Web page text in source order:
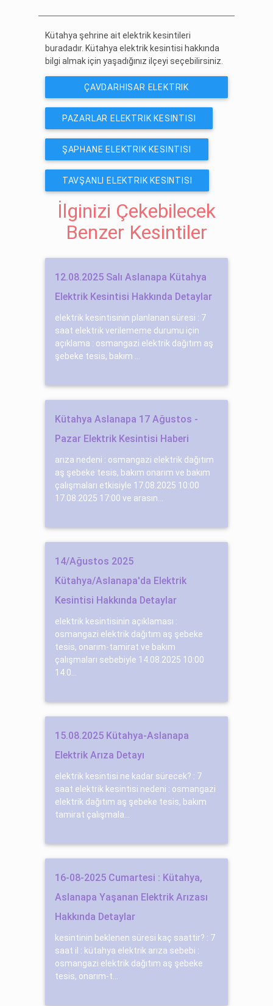
Kütahya şehrine ait elektrik kesintileri
buradadır. Kütahya elektrik kesintisi hakkında
bilgi almak için yaşadığınız ilçeyi seçebilirsiniz.
ÇAVDARHISAR ELEKTRIK
KESINTISI
PAZARLAR ELEKTRIK KESINTISI
ŞAPHANE ELEKTRIK KESINTISI
TAVŞANLI ELEKTRIK KESINTISI
İlginizi Çekebilecek
Benzer Kesintiler
12.08.2025 Salı Aslanapa Kütahya
Elektrik Kesintisi Hakkında Detaylar
elektrik kesintisinin planlanan süresi : 7
saat elektrik verilememe durumu için
açıklama : osmangazi elektrik dağıtım aş
şebeke tesis, bakım ...
Kütahya Aslanapa 17 Ağustos -
Pazar Elektrik Kesintisi Haberi
arıza nedeni : osmangazi elektrik dağıtım
aş şebeke tesis, bakım onarım ve bakım
çalışmaları etkisiyle 17.08.2025 10:00
17.08.2025 17:00 ve arasın...
14/Ağustos 2025
Kütahya/Aslanapa'da Elektrik
Kesintisi Hakkında Detaylar
elektrik kesintisinin açıklaması :
osmangazi elektrik dağıtım aş şebeke
tesis, onarım-tamirat ve bakım
çalışmaları sebebiyle 14.08.2025 10:00
14.0...
15.08.2025 Kütahya-Aslanapa
Elektrik Arıza Detayı
elektrik kesintisi ne kadar sürecek? : 7
saat elektrik kesintisi nedeni : osmangazi
elektrik dağıtım aş şebeke tesis, bakım
tamirat çalışmala...
16-08-2025 Cumartesi : Kütahya,
Aslanapa Yaşanan Elektrik Arızası
Hakkında Detaylar
kesintinin beklenen süresi kaç saattir? : 7
saat il : kütahya elektrik arıza sebebi :
osmangazi elektrik dağıtım aş şebeke
tesis, onarım-t...